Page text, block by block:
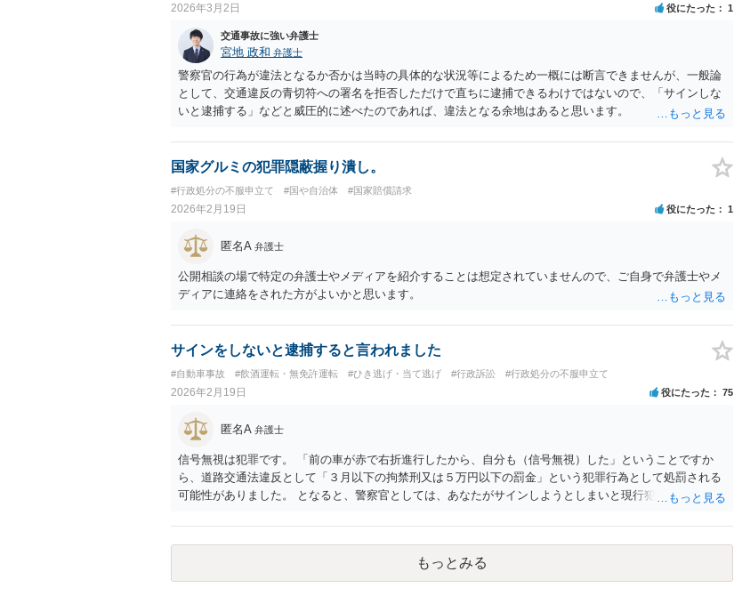
2026年3月2日 役にたった 1
交通事故に強い弁護士
宮地 政和 弁護士
警察官の行為が違法となるか否かは当時の具体的な状況等によるため一概には断言できませんが、一般論
として、交通違反の青切符への署名を拒否しただけで直ちに逮捕できるわけではないので、「サインしな
いと逮捕する」などと威圧的に述べたのであれば、違法となる余地はあると思います。
国家グルミの犯罪隠蔽握り潰し。
#行政処分の不服申立て #国や自治体 #国家賠償請求
2026年2月19日 役にたった 1
匿名A 弁護士
公開相談の場で特定の弁護士やメディアを紹介することは想定されていませんので、ご自身で弁護士やメ
ディアに連絡をされた方がよいかと思います。
サインをしないと逮捕すると言われました
#自動車事故 #飲酒運転・無免許運転 #ひき逃げ・当て逃げ #行政訴訟 #行政処分の不服申立て
2026年2月19日 役にたった 75
匿名A 弁護士
信号無視は犯罪です。 「前の車が赤で右折進行したから、自分も（信号無視）した」ということですか
ら、道路交通法違反として「３月以下の拘禁刑又は５万円以下の罰金」という犯罪行為として処罰される
可能性がありました。 となると、警察官としては、あなたがサインしようとしまいと現行犯逮捕できるわ
になる）にできるが、認めてサインすれば反則処理（何千円程度の反則金があっても前科にならない）で
すませてあげる」という意味です。 あなたはこの警察官を非難するのではなく、感謝すべきということで
す。 警察官の「こんな事を言うのだったら免許証返した方がいい」との発言ですが、実際「前の車が赤で
右折進行したから、自分も（信号無視）した」というあなたと同じ考えの人が運転をしている公道は、き
もっとみる